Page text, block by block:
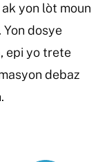
yon lòt moun
dosye
epi yo trete
debaz